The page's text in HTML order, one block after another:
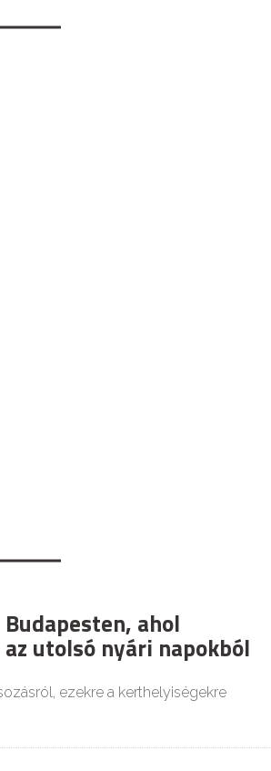
ahol
utolsó nyári napokból
ezekre a kerthelyiségekre